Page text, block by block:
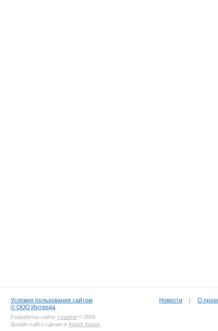
Условия пользования сайтом
© ООО Интерда
Разработка сайта: i-market © 2009
Дизайн сайта сделан в Knock Knock
Новости О